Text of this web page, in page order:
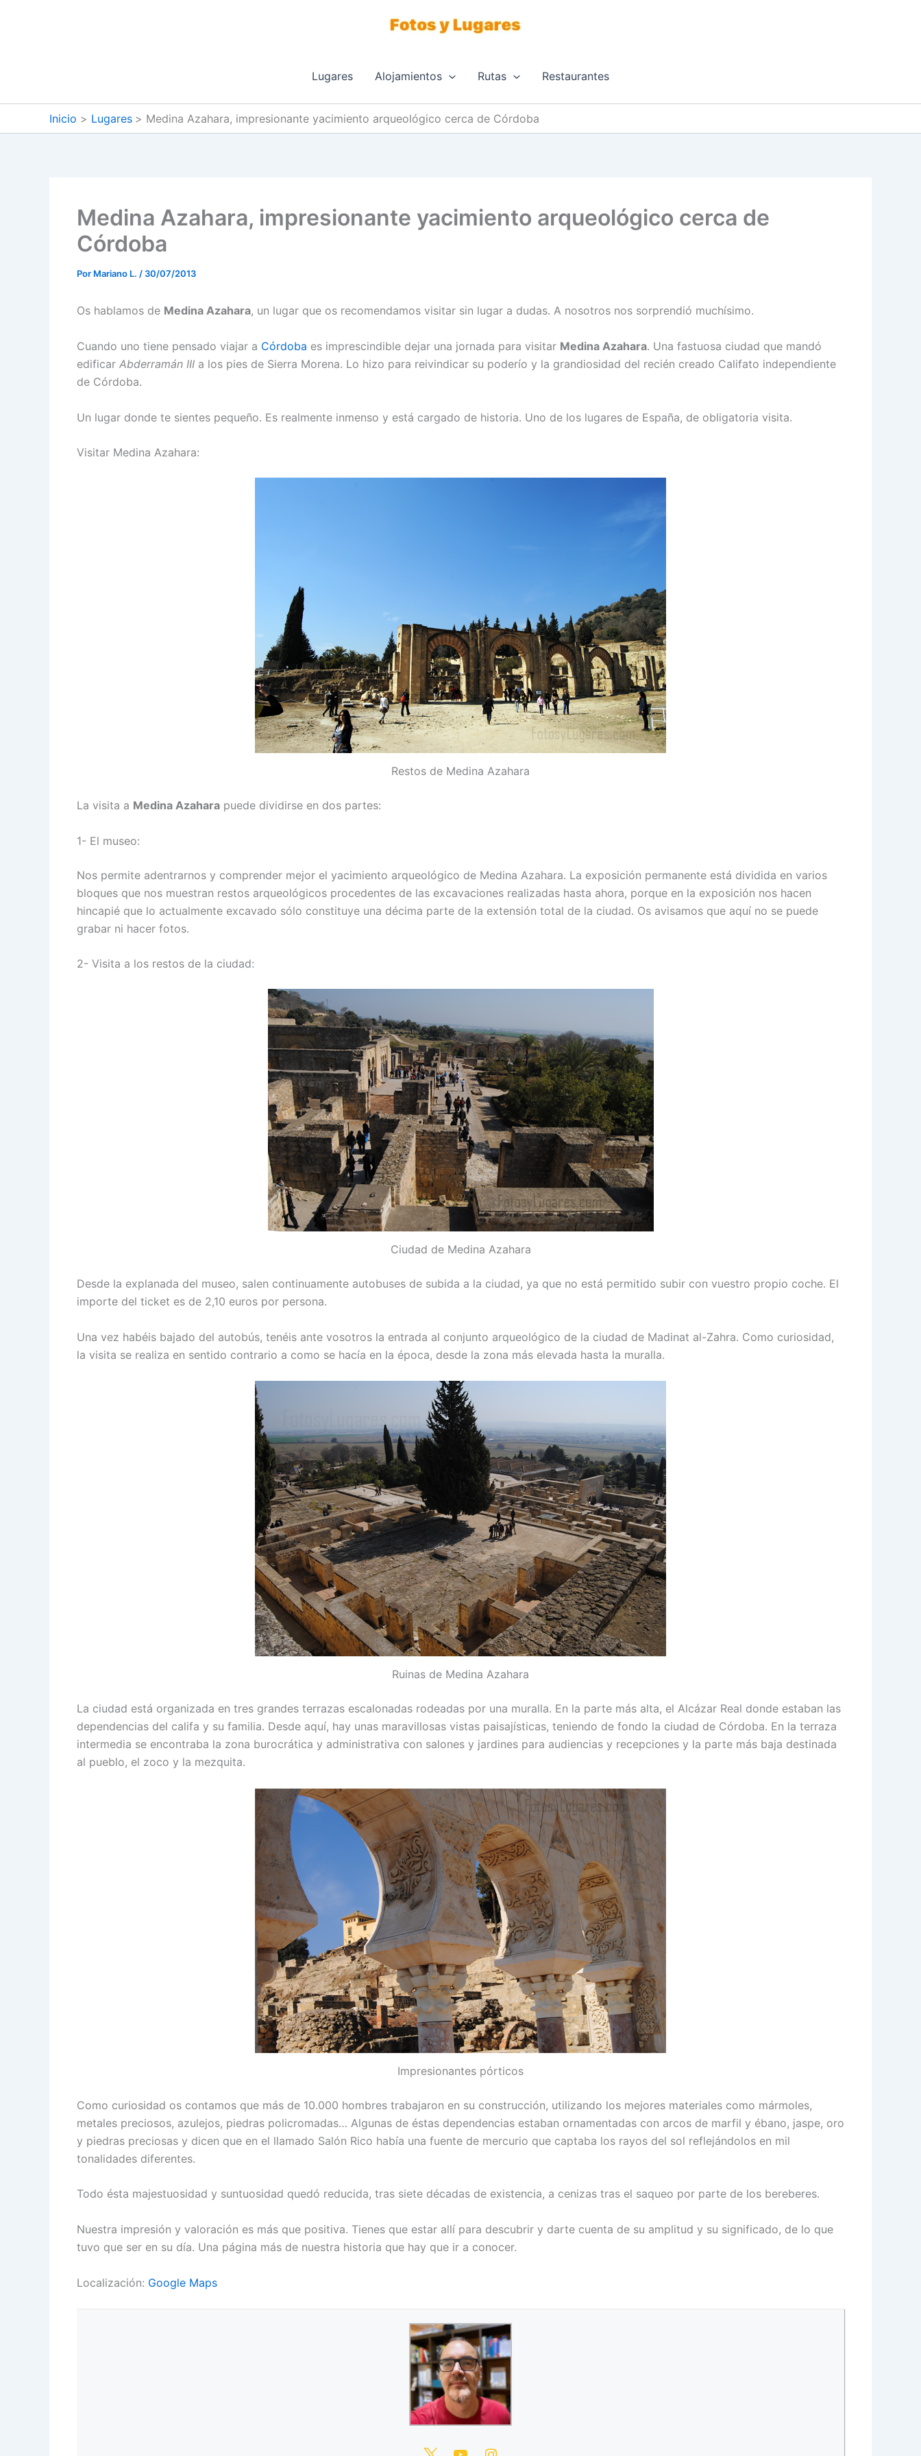
Lugares Alojamientos Rutas Restaurantes
Inicio Lugares Medina Azahara, impresionante yacimiento arqueológico cerca de Córdoba
Medina Azahara, impresionante yacimiento arqueológico cerca de
Córdoba
Por Mariano L. / 30/07/2013
Os hablamos de Medina Azahara, un lugar que os recomendamos visitar sin lugar a dudas. A nosotros nos sorprendió muchísimo.
Cuando uno tiene pensado viajar a Córdoba es imprescindible dejar una jornada para visitar Medina Azahara. Una fastuosa ciudad que mandó
edificar Abderramán III a los pies de Sierra Morena. Lo hizo para reivindicar su poderío y la grandiosidad del recién creado Califato independiente
de Córdoba.
Un lugar donde te sientes pequeño. Es realmente inmenso y está cargado de historia. Uno de los lugares de España, de obligatoria visita.
Visitar Medina Azahara:
Restos de Medina Azahara
La visita a Medina Azahara puede dividirse en dos partes:
1- El museo:
Nos permite adentrarnos y comprender mejor el yacimiento arqueológico de Medina Azahara. La exposición permanente está dividida en varios
bloques que nos muestran restos arqueológicos procedentes de las excavaciones realizadas hasta ahora, porque en la exposición nos hacen
hincapié que lo actualmente excavado sólo constituye una décima parte de la extensión total de la ciudad. Os avisamos que aquí no se puede
grabar ni hacer fotos.
2- Visita a los restos de la ciudad:
Ciudad de Medina Azahara
Desde la explanada del museo, salen continuamente autobuses de subida a la ciudad, ya que no está permitido subir con vuestro propio coche. El
importe del ticket es de 2,10 euros por persona.
Una vez habéis bajado del autobús, tenéis ante vosotros la entrada al conjunto arqueológico de la ciudad de Madinat al-Zahra. Como curiosidad,
la visita se realiza en sentido contrario a como se hacía en la época, desde la zona más elevada hasta la muralla.
Ruinas de Medina Azahara
La ciudad está organizada en tres grandes terrazas escalonadas rodeadas por una muralla. En la parte más alta, el Alcázar Real donde estaban las
dependencias del califa y su familia. Desde aquí, hay unas maravillosas vistas paisajísticas, teniendo de fondo la ciudad de Córdoba. En la terraza
intermedia se encontraba la zona burocrática y administrativa con salones y jardines para audiencias y recepciones y la parte más baja destinada
al pueblo, el zoco y la mezquita.
Impresionantes pórticos
Como curiosidad os contamos que más de 10.000 hombres trabajaron en su construcción, utilizando los mejores materiales como mármoles,
metales preciosos, azulejos, piedras policromadas… Algunas de éstas dependencias estaban ornamentadas con arcos de marfil y ébano, jaspe, oro
y piedras preciosas y dicen que en el llamado Salón Rico había una fuente de mercurio que captaba los rayos del sol reflejándolos en mil
tonalidades diferentes.
Todo ésta majestuosidad y suntuosidad quedó reducida, tras siete décadas de existencia, a cenizas tras el saqueo por parte de los bereberes.
Nuestra impresión y valoración es más que positiva. Tienes que estar allí para descubrir y darte cuenta de su amplitud y su significado, de lo que
tuvo que ser en su día. Una página más de nuestra historia que hay que ir a conocer.
Localización: Google Maps